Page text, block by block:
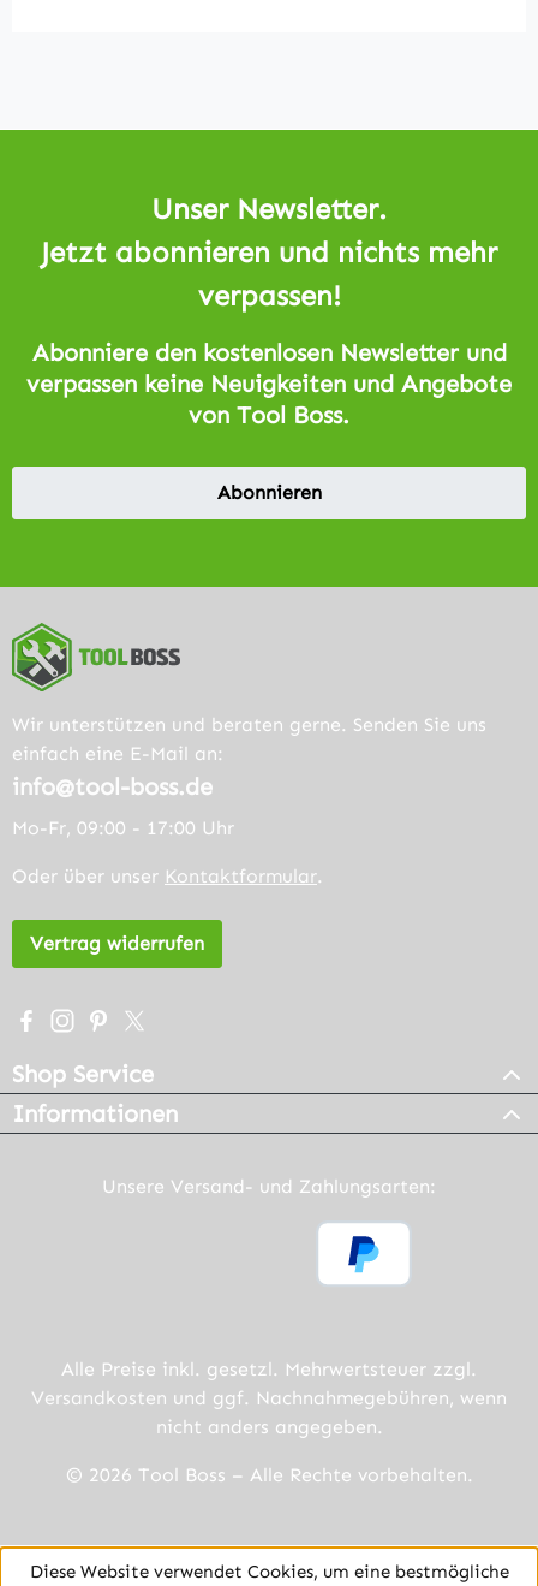
Unser Newsletter.
Jetzt abonnieren und nichts mehr
verpassen!
Abonniere den kostenlosen Newsletter und
verpassen keine Neuigkeiten und Angebote
von Tool Boss.
Abonnieren
Wir unterstützen und beraten gerne. Senden Sie uns
einfach eine E-Mail an:
info@tool-boss.de
Mo-Fr, 09:00 - 17:00 Uhr
Oder über unser Kontaktformular.
Vertrag widerrufen
Besuche uns auf Facebook – öffnet in neuem Tab
Schau auf Instagram vorbei – öffnet in neuem Tab
Lass dich auf Pinterest inspirieren – öffnet in
Folge uns auf X – öffnet in neuem Tab
Shop Service
Informationen
Unsere Versand- und Zahlungsarten:
Alle Preise inkl. gesetzl. Mehrwertsteuer zzgl.
Versandkosten und ggf. Nachnahmegebühren, wenn
nicht anders angegeben.
© 2026 Tool Boss – Alle Rechte vorbehalten.
Diese Website verwendet Cookies, um eine bestmögliche